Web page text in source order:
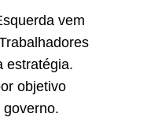
vem
estratégia.
objetivo